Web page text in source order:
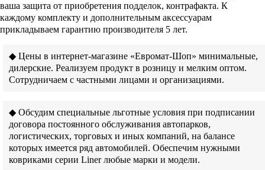
ваша защита от приобретения подделок, контрафакта. К
каждому комплекту и дополнительным аксессуарам
прикладываем гарантию производителя 5 лет.
◆ Цены в интернет-магазине «Евромат-Шоп» минимальные,
дилерские. Реализуем продукт в розницу и мелким оптом.
Сотрудничаем с частными лицами и организациями.
◆ Обсудим специальные льготные условия при подписании
договора постоянного обслуживания автопарков,
логистических, торговых и иных компаний, на балансе
которых имеется ряд автомобилей. Обеспечим нужными
ковриками серии Liner любые марки и модели.